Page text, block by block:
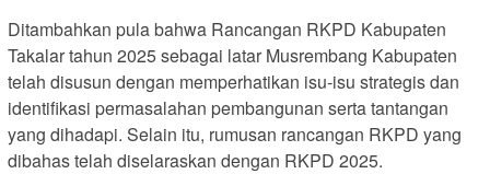
Ditambahkan pula bahwa Rancangan RKPD Kabupaten
Takalar tahun 2025 sebagai latar Musrembang Kabupaten
telah disusun dengan memperhatikan isu-isu strategis dan
identifikasi permasalahan pembangunan serta tantangan
yang dihadapi. Selain itu, rumusan rancangan RKPD yang
dibahas telah diselaraskan dengan RKPD 2025.